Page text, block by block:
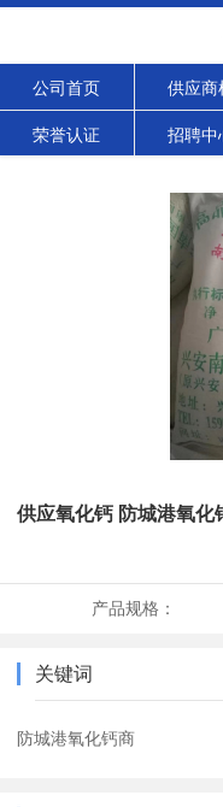
公司首页 供应商
荣誉认证 招聘中
供应氧化钙 防城港氧化
产品规格：
关键词
防城港氧化钙商